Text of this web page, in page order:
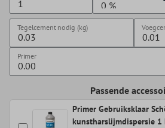
Tegelcement nodig (kg)
Primer
Passende
Primer Gebruiksklaar
kunstharslijmdispersie 1